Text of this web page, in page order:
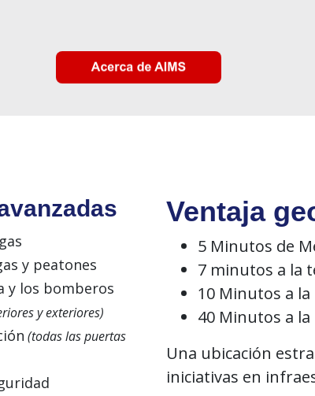
y peatones
y los bomberos
y exteriores)
(todas las puertas
Ventaja
5 Minutos de
7 minutos a la
10 Minutos a la
40 Minutos a la
Una ubicación
iniciativas en